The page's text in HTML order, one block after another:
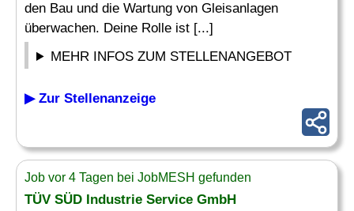
den Bau und die Wartung von Gleisanlagen
überwachen. Deine Rolle ist [...]
MEHR INFOS ZUM STELLENANGEBOT
▶ Zur Stellenanzeige
Job vor 4 Tagen bei JobMESH gefunden
TÜV SÜD Industrie Service GmbH